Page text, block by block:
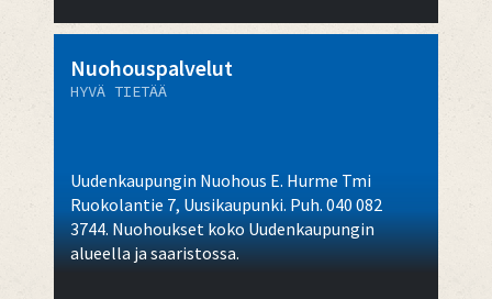
Nuohouspalvelut
HYVÄ TIETÄÄ
Uudenkaupungin Nuohous E. Hurme Tmi
Ruokolantie 7, Uusikaupunki. Puh. 040 082
3744. Nuohoukset koko Uudenkaupungin
alueella ja saaristossa.